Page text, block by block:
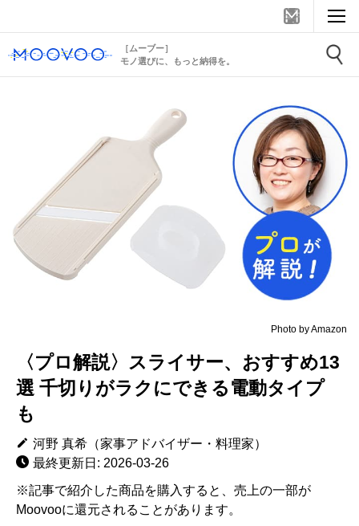
［ムーブー］
モノ選びに、もっと納得を。
Photo by Amazon
〈プロ解説〉スライサー、おすすめ13
選 千切りがラクにできる電動タイプ
も
河野 真希（家事アドバイザー・料理家）
最終更新日: 2026-03-26
※記事で紹介した商品を購入すると、売上の一部が
Moovooに還元されることがあります。